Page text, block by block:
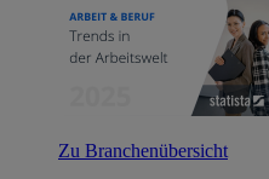
Zu Branchenübersicht